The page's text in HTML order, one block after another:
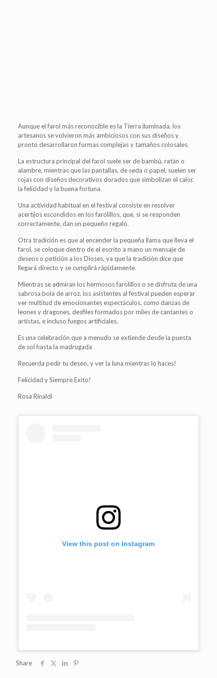
Aunque el farol más reconocible es la Tierra iluminada, los
artesanos se volvieron más ambiciosos con sus diseños y
pronto desarrollaron formas complejas y tamaños colosales.
La estructura principal del farol suele ser de bambú, ratán o
alambre, mientras que las pantallas, de seda o papel, suelen ser
rojas con diseños decorativos dorados que simbolizan el calor,
la felicidad y la buena fortuna.
Una actividad habitual en el festival consiste en resolver
acertijos escondidos en los farolillos, que, si se responden
correctamente, dan un pequeño regalo.
Otra tradición es que al encender la pequeña llama que lleva el
farol, se coloque dentro de el escrito a mano un mensaje de
deseos o petición a los Dioses, ya que la tradición dice que
llegará directo y se cumplirá rápidamente.
Mientras se admiran los hermosos farolillos o se disfruta de una
sabrosa bola de arroz, los asistentes al festival pueden esperar
ver multitud de emocionantes espectáculos, como danzas de
leones y dragones, desfiles formados por miles de cantantes o
artistas, e incluso fuegos artificiales.
Es una celebración que a menudo se extiende desde la puesta
de sol hasta la madrugada
Recuerda pedir tu deseo, y ver la luna mientras lo haces!
Felicidad y Siempre Exito!
Rosa Rinaldi
View this post on Instagram
Share